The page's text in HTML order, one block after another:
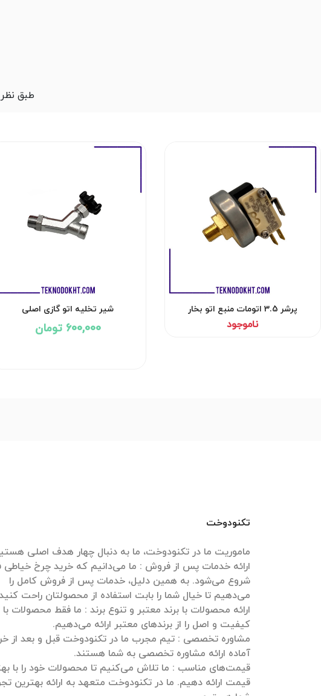
طبق
پرشر 3.5 اتومات منبع اتو بخار
ناموجود
شیر تخلیه اتو گازی اصلی
600,000 تومان
تکنودوخت
ارائه خدمات پس از فروش : ما می‌دانیم که خرید چرخ خیاطی
شروع می‌شود. به همین دلیل، خدمات پس از فروش کامل را
ارائه محصولات با برند معتبر و تنوع برند : ما فقط محصولات با
مشاوره تخصصی : تیم مجرب ما در تکنودوخت قبل و بعد از
قیمت‌های مناسب : ما تلاش می‌کنیم تا محصولات خود را با
قیمت ارائه دهیم. ما در تکنودوخت متعهد به ارائه بهترین